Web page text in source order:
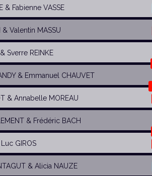
& Fabienne VASSE
& Valentin MASSU
Sverre REINKE
& Emmanuel CHAUVET
& Annabelle MOREAU
& Frédéric BACH
Luc GIROS
& Alicia NAUZE